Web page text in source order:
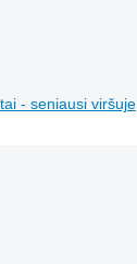
- seniausi viršuje